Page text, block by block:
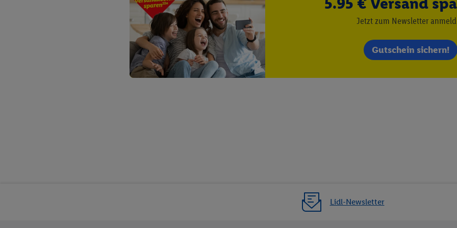
Jetzt zum Newsletter
Gutschein sichern!
Lidl-Newsletter
Technologie für digitales Marketing, sowie:
Verwendung genauer Standortdaten. Erstellung von Profilen für personalisierte Werbung.
Zugriff auf Informationen auf einem Endgerät. Entwicklung und Verbesserung der Angebote.
Zielgruppen durch Statistiken oder Kombinationen von Daten aus verschiedenen Quellen.
reduzierter Daten zur Auswahl von Werbeanzeigen. Messung der Werbeleistung.
Auswahl personalisierter Werbung.